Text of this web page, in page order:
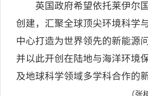
英国政府希望依托莱伊尔
创建，汇聚全球顶尖环境科学
中心打造为世界领先的新能源
并以此开创在陆地与海洋环境
及地球科学领域多学科合作的
（张